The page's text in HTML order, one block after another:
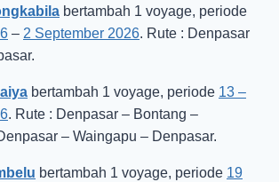
bertambah 1 voyage, periode
– 2 September 2026. Rute : Denpasar
bertambah 1 voyage, periode 13 –
. Rute : Denpasar – Bontang –
– Waingapu – Denpasar.
bertambah 1 voyage, periode 19